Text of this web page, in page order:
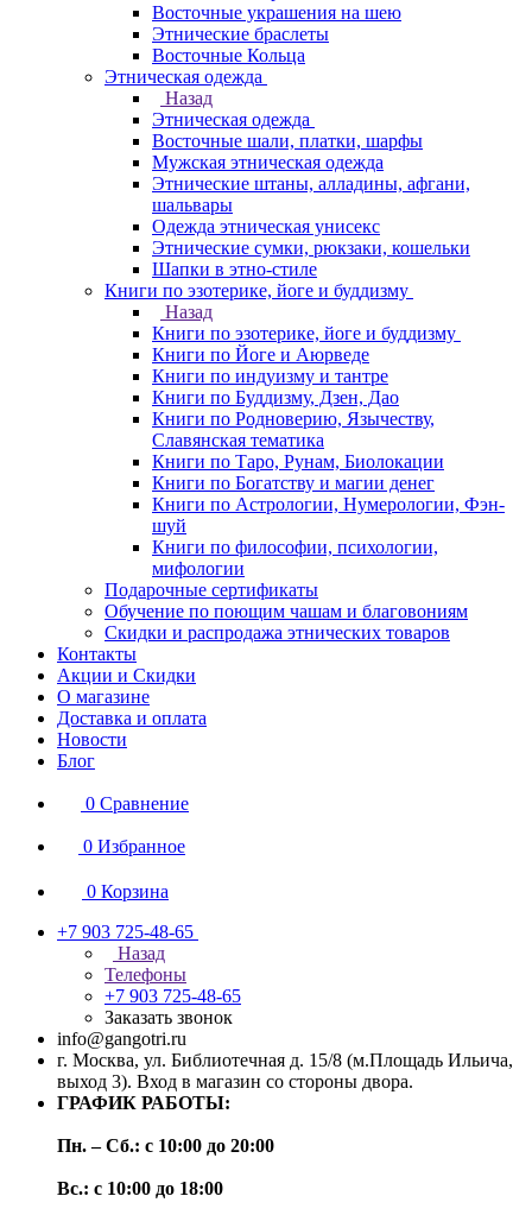
Восточные украшения на шею
Этнические браслеты
Восточные Кольца
Этническая одежда
Назад
Этническая одежда
Восточные шали, платки, шарфы
Мужская этническая одежда
Этнические штаны, алладины, афгани,
шальвары
Одежда этническая унисекс
Этнические сумки, рюкзаки, кошельки
Шапки в этно-стиле
Книги по эзотерике, йоге и буддизму
Назад
Книги по эзотерике, йоге и буддизму
Книги по Йоге и Аюрведе
Книги по индуизму и тантре
Книги по Буддизму, Дзен, Дао
Книги по Родноверию, Язычеству,
Славянская тематика
Книги по Таро, Рунам, Биолокации
Книги по Богатству и магии денег
Книги по Астрологии, Нумерологии, Фэн-
шуй
Книги по философии, психологии,
мифологии
Подарочные сертификаты
Обучение по поющим чашам и благовониям
Скидки и распродажа этнических товаров
Контакты
Акции и Скидки
О магазине
Доставка и оплата
Новости
Блог
0 Сравнение
0 Избранное
0 Корзина
+7 903 725-48-65
Назад
Телефоны
+7 903 725-48-65
Заказать звонок
info@gangotri.ru
г. Москва, ул. Библиотечная д. 15/8 (м.Площадь Ильича,
выход 3). Вход в магазин со стороны двора.
ГРАФИК РАБОТЫ:
Пн. – Сб.: с 10:00 до 20:00
Вс.: с 10:00 до 18:00